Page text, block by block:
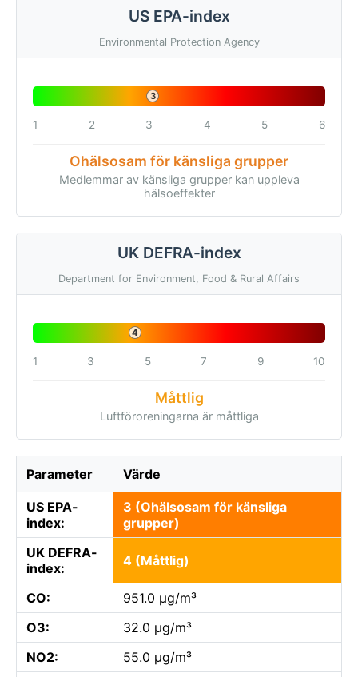
US EPA-index
Environmental Protection Agency
3
1 2 3 4 5 6
Ohälsosam för känsliga grupper
Medlemmar av känsliga grupper kan uppleva
hälsoeffekter
UK DEFRA-index
Department for Environment, Food & Rural Affairs
4
1 3 5 7 9 10
Måttlig
Luftföroreningarna är måttliga
Parameter Värde
US EPA-
index:
3 (Ohälsosam för känsliga
grupper)
UK DEFRA-
index:
4 (Måttlig)
CO:
951.0 µg/m³
O3:
32.0 µg/m³
NO2:
55.0 µg/m³